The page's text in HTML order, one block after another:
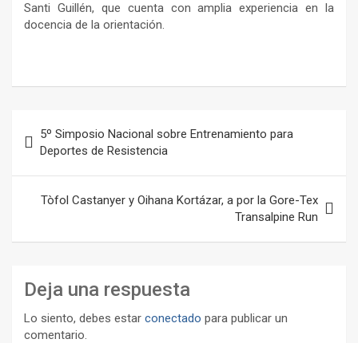
Santi Guillén, que cuenta con amplia experiencia en la
docencia de la orientación.
de
entradas
5º Simposio Nacional sobre Entrenamiento para
Deportes de Resistencia
Tòfol Castanyer y Oihana Kortázar, a por la Gore-Tex
Transalpine Run
Deja una respuesta
Lo siento, debes estar conectado para publicar un
comentario.